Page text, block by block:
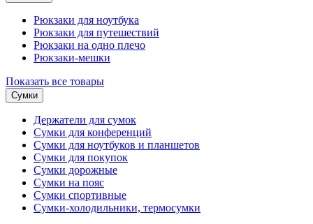
Рюкзаки для ноутбука
Рюкзаки для путешествий
Рюкзаки на одно плечо
Рюкзаки-мешки
Показать все товары
Сумки
Держатели для сумок
Сумки для конференций
Сумки для ноутбуков и планшетов
Сумки для покупок
Сумки дорожные
Сумки на пояс
Сумки спортивные
Сумки-холодильники, термосумки